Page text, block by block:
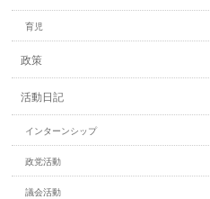
育児
政策
活動日記
インターンシップ
政党活動
議会活動